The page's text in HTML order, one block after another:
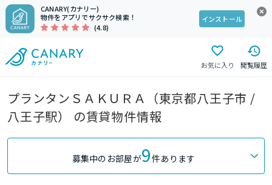
CANARY(カナリー)
物件をアプリでサクサク検索！
(4.8)
インストール
お気に入り 閲覧履歴
プランタンＳＡＫＵＲＡ（東京都八王子市 /
八王子駅） の賃貸物件情報
募集中のお部屋が9件あります